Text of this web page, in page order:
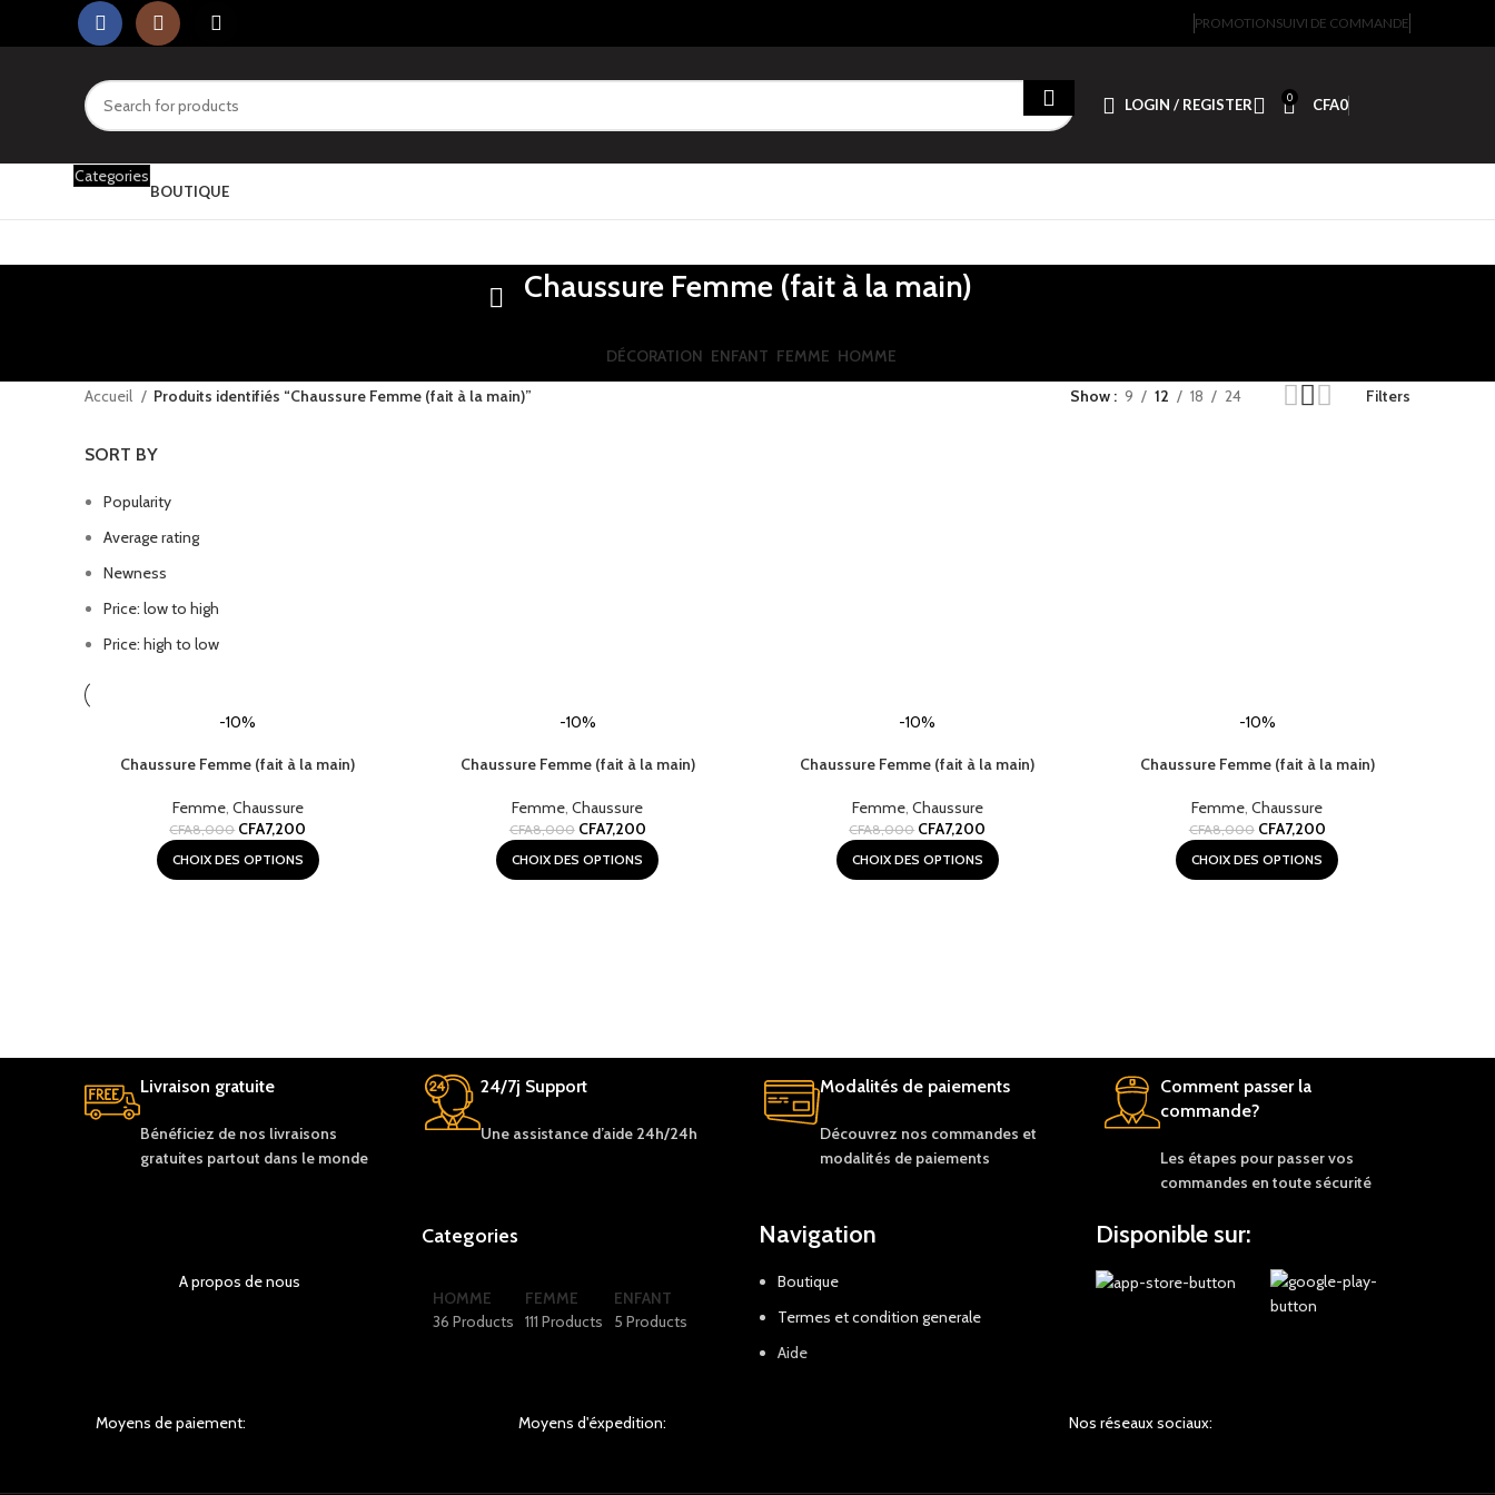
PROMOTIONSUIVI DE COMMANDE
LOGIN / REGISTER 0 CFA0
Categories
BOUTIQUE
Chaussure Femme (fait à la main)
DÉCORATION ENFANT FEMME HOMME
Accueil
Produits identifiés “Chaussure Femme (fait à la main)” Show 9 12 18 24 Filters
SORT BY
Popularity
Average rating
Newness
Price: low to high
Price: high to low
-10%
Chaussure Femme (fait à la main)
Femme, Chaussure
CFA8,000 CFA7,200
CHOIX DES OPTIONS
-10%
Chaussure Femme (fait à la main)
Femme,Chaussure
CFA8,000 CFA7,200
CHOIX DES OPTIONS
-10%
Chaussure Femme (fait à la main)
Femme, Chaussure
CFA8,000 CFA7,200
CHOIX DES OPTIONS
-10%
Chaussure Femme (fait à la main)
Femme,Chaussure
CFA8,000 CFA7,200
CHOIX DES OPTIONS
Livraison gratuite
Bénéficiez de nos livraisons
gratuites partout dans le monde
24/7j Support
Une assistance d’aide 24h/24h
Modalités de paiements
Découvrez nos commandes et
modalités de paiements
Comment passer la
commande?
Les étapes pour passer vos
commandes en toute sécurité
A propos de nous
Categories
HOMME
36 Products
FEMME
111 Products
ENFANT
5 Products
Navigation
Boutique
Termes et condition generale
Aide
Disponible sur:
Moyens de paiement: Moyens d'éxpedition: Nos réseaux sociaux: